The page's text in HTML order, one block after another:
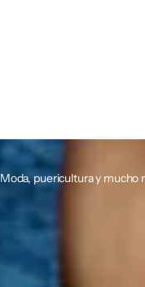
Moda, puericultura y mucho